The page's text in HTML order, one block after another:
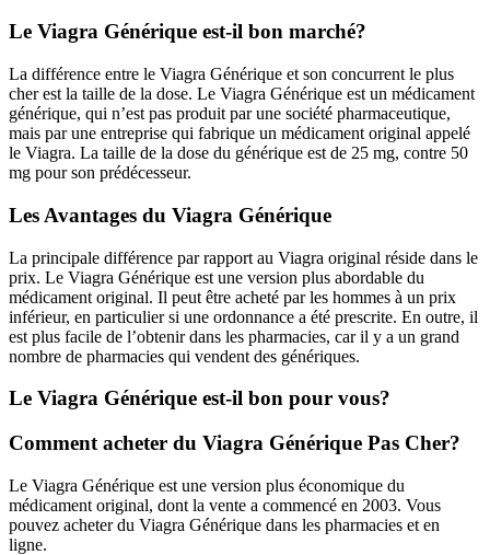
Le Viagra Générique est-il bon marché?
La différence entre le Viagra Générique et son concurrent le plus
cher est la taille de la dose. Le Viagra Générique est un médicament
générique, qui n’est pas produit par une société pharmaceutique,
mais par une entreprise qui fabrique un médicament original appelé
le Viagra. La taille de la dose du générique est de 25 mg, contre 50
mg pour son prédécesseur.
Les Avantages du Viagra Générique
La principale différence par rapport au Viagra original réside dans le
prix. Le Viagra Générique est une version plus abordable du
médicament original. Il peut être acheté par les hommes à un prix
inférieur, en particulier si une ordonnance a été prescrite. En outre, il
est plus facile de l’obtenir dans les pharmacies, car il y a un grand
nombre de pharmacies qui vendent des génériques.
Le Viagra Générique est-il bon pour vous?
Comment acheter du Viagra Générique Pas Cher?
Le Viagra Générique est une version plus économique du
médicament original, dont la vente a commencé en 2003. Vous
pouvez acheter du Viagra Générique dans les pharmacies et en
ligne.